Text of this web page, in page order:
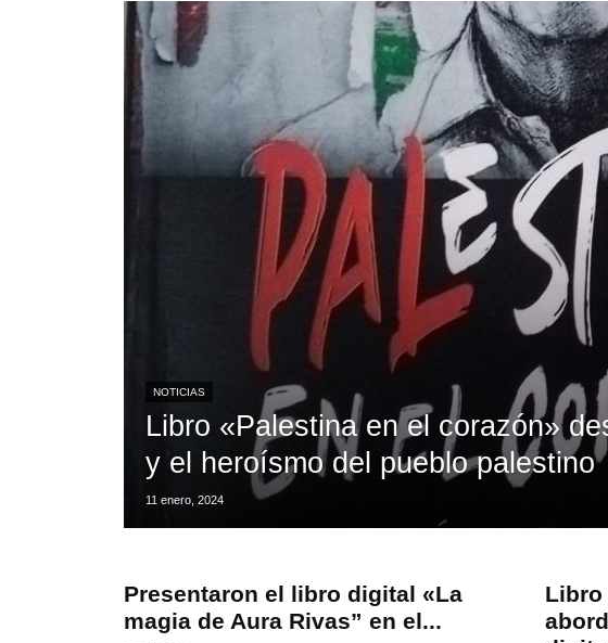
Sur
NOTICIAS
Libro «Palestina en el corazón»
y el heroísmo del pueblo palestino
11 enero, 2024
Presentaron el libro digital «La
magia de Aura Rivas” en el...
Libro